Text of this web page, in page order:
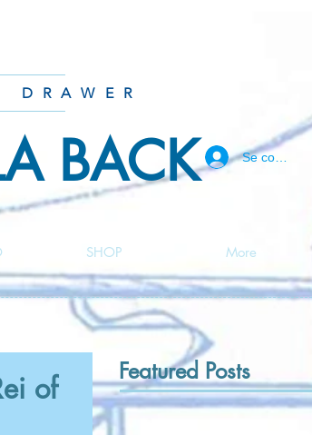
BACK Se connecter
SHOP More
of
Featured Posts